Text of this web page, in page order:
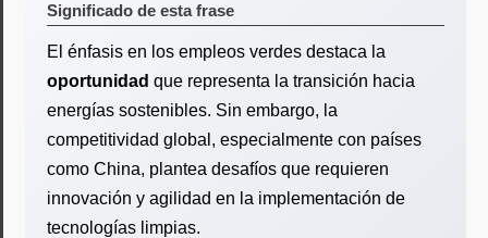
Significado de esta frase
El énfasis en los empleos verdes destaca la
oportunidad que representa la transición hacia
energías sostenibles. Sin embargo, la
competitividad global, especialmente con países
como China, plantea desafíos que requieren
innovación y agilidad en la implementación de
tecnologías limpias.